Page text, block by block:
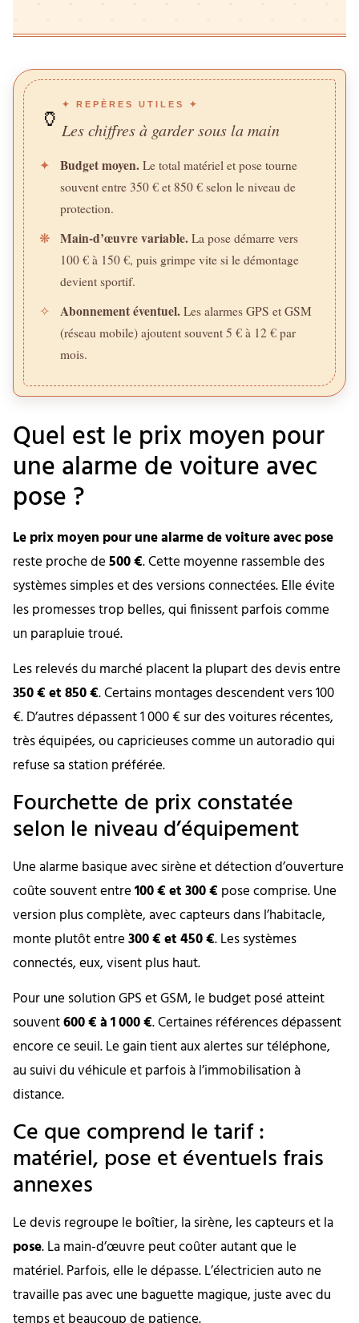
🏺 ✦ REPÈRES UTILES ✦
Les chiffres à garder sous la main
✦ Budget moyen. Le total matériel et pose tourne
souvent entre 350 € et 850 € selon le niveau de
protection.
❋
Main-d’œuvre variable. La pose démarre vers
100 € à 150 €, puis grimpe vite si le démontage
devient sportif.
✧
Abonnement éventuel. Les alarmes GPS et GSM
(réseau mobile) ajoutent souvent 5 € à 12 € par
mois.
Quel est le prix moyen pour
une alarme de voiture avec
pose ?
Le prix moyen pour une alarme de voiture avec pose
reste proche de500 €. Cette moyenne rassemble des
systèmes simples et des versions connectées. Elle évite
les promesses trop belles, qui finissent parfois comme
un parapluie troué.
Les relevés du marché placent la plupart des devis entre
350 € et 850 €. Certains montages descendent vers 100
€. D’autres dépassent 1 000 € sur des voitures récentes,
très équipées, ou capricieuses comme un autoradio qui
refuse sa station préférée.
Fourchette de prix constatée
selon le niveau d’équipement
Une alarme basique avec sirène et détection d’ouverture
coûte souvent entre100 € et 300 € pose comprise. Une
version plus complète, avec capteurs dans l’habitacle,
monte plutôt entre300 € et 450 €. Les systèmes
connectés, eux, visent plus haut.
Pour une solution GPS et GSM, le budget posé atteint
souvent600 € à 1 000 €. Certaines références dépassent
encore ce seuil. Le gain tient aux alertes sur téléphone,
au suivi du véhicule et parfois à l’immobilisation à
distance.
Ce que comprend le tarif :
matériel, pose et éventuels frais
annexes
Le devis regroupe le boîtier, la sirène, les capteurs et la
pose. La main-d’œuvre peut coûter autant que le
matériel. Parfois, elle le dépasse. L’électricien auto ne
travaille pas avec une baguette magique, juste avec du